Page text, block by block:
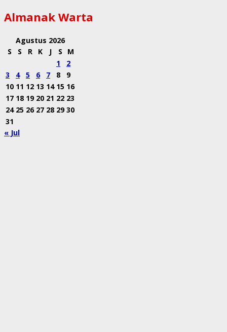
Almanak Warta
Agustus 2026
S
S R K J S
M
1
2
3
4 5 6 7 8
9
10 11 12 13 14 15 16
17 18 19 20 21 22 23
24 25 26 27 28 29 30
31
« Jul